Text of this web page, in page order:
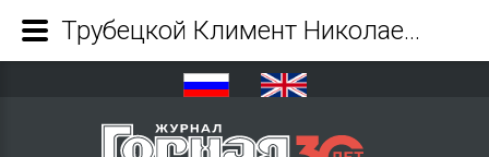
Трубецкой Климент Николаевич - Журнал Горная промышленность